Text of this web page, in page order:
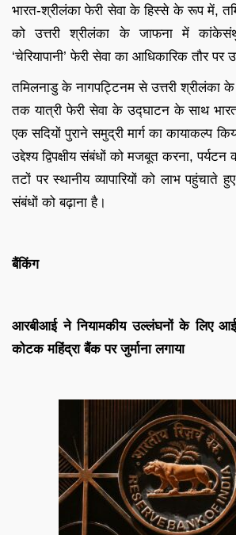
भारत-श्रीलंका फेरी सेवा के हिस्से के रूप में,
को उत्तरी श्रीलंका के जाफना में
‘चेरियापानी’ फेरी सेवा का आधिकारिक तौर पर
तमिलनाडु के नागपट्टिनम से उत्तरी श्रीलंका
तक यात्री फेरी सेवा के उद्घाटन के साथ
एक सदियों पुराने समुद्री मार्ग का कायाकल्प
उद्देश्य द्विपक्षीय संबंधों को मजबूत करना, पर्यटन
तटों पर स्थानीय व्यापारियों को लाभ पहुंचाते
संबंधों को बढ़ाना है।
बैंकिंग
आरबीआई ने नियामकीय उल्लंघनों के लिए
कोटक महिंद्रा बैंक पर जुर्माना लगाया